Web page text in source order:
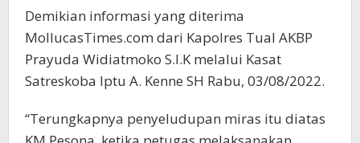
Demikian informasi yang diterima
MollucasTimes.com dari Kapolres Tual AKBP
Prayuda Widiatmoko S.I.K melalui Kasat
Satreskoba Iptu A. Kenne SH Rabu, 03/08/2022.
“Terungkapnya penyeludupan miras itu diatas